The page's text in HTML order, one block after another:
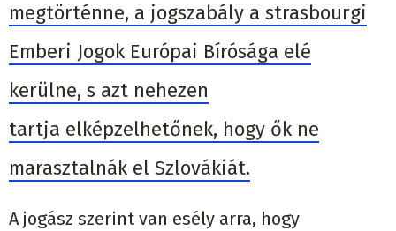
megtörténne, a jogszabály a strasbourgi
Emberi Jogok Európai Bírósága elé
kerülne, s azt nehezen
tartja elképzelhetőnek, hogy ők ne
marasztalnák el Szlovákiát.
A jogász szerint van esély arra, hogy